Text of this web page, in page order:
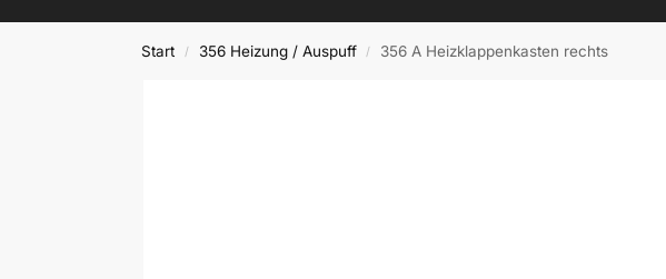
Start / 356 Heizung / Auspuff / 356 A Heizklappenkasten rechts